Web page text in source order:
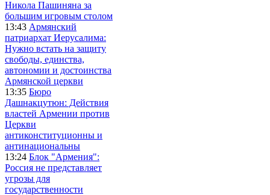
Никола Пашиняна за
большим игровым столом
13:43 Армянский
патриархат Иерусалима:
Нужно встать на защиту
свободы, единства,
автономии и достоинства
Армянской церкви
13:35 Бюро
Дашнакцутюн: Действия
властей Армении против
Церкви
антиконституционны и
антинациональны
13:24 Блок "Армения":
Россия не представляет
угрозы для
государственности